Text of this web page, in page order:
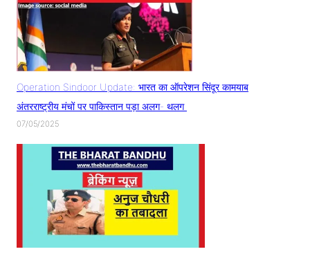
Operation Sindoor Update: भारत का ऑपरेशन सिंदूर कामयाब
अंतरराष्ट्रीय मंचों पर पाकिस्तान पड़ा अलग- थलग
07/05/2025